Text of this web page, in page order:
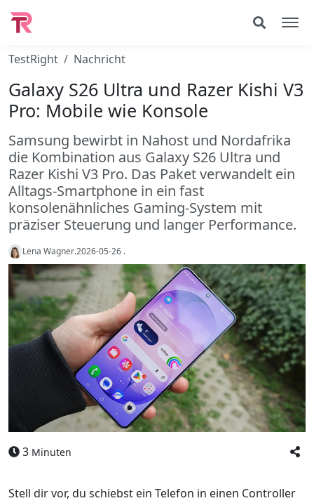
TestRight Nachricht
Galaxy S26 Ultra und Razer Kishi V3
Pro: Mobile wie Konsole
Samsung bewirbt in Nahost und Nordafrika
die Kombination aus Galaxy S26 Ultra und
Razer Kishi V3 Pro. Das Paket verwandelt ein
Alltags-Smartphone in ein fast
konsolenähnliches Gaming-System mit
präziser Steuerung und langer Performance.
Lena Wagner.2026-05-26 .
3 Minuten
Stell dir vor, du schiebst ein Telefon in einen Controller